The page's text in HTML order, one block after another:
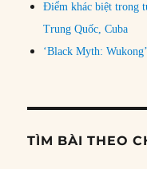
Điểm khác biệt trong
Trung Quốc, Cuba
‘Black Myth:
TÌM BÀI THEO